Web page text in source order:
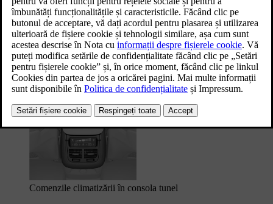
Afișajul central și butoanele de degivrare din panoul de
butoane de sub afișajul central
Comenzile climatizării în consola tunel